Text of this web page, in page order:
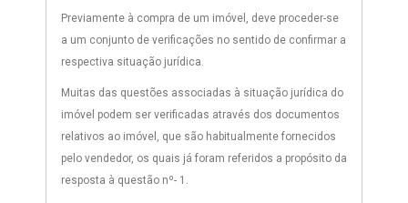
Previamente à compra de um imóvel, deve proceder-se
a um conjunto de verificações no sentido de confirmar a
respectiva situação jurídica.
Muitas das questões associadas à situação jurídica do
imóvel podem ser verificadas através dos documentos
relativos ao imóvel, que são habitualmente fornecidos
pelo vendedor, os quais já foram referidos a propósito da
resposta à questão nº- 1.